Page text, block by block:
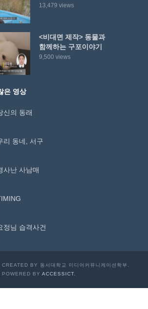
13,479 views
<비대면 제작> 동물과
함께하는 구포이야기
9,500 views
은 영상
신의 동래
리 동네, 서구
사난 사남매
정님 습격사건
BY 동서대학교 미디어커뮤니케이션학부.
POWERED BY ACCESSICT.